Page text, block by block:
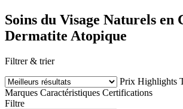
Soins du Visage Naturels en
Dermatite Atopique
Filtrer & trier
Prix Highlights
Marques Caractéristiques Certifications
Filtre